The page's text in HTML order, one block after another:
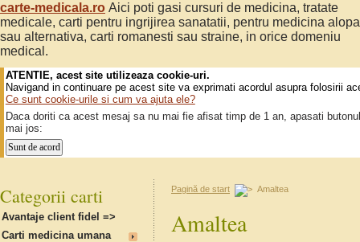
carte-medicala.ro Aici poti gasi cursuri de medicina, tratate
medicale, carti pentru ingrijirea sanatatii, pentru medicina
sau alternativa, carti romanesti sau straine, in orice domeniu
medical.
ATENTIE, acest site utilizeaza cookie-uri.
Navigand in continuare pe acest site va exprimati acordul asupra folosirii
Ce sunt cookie-urile si cum va ajuta ele?
Daca doriti ca acest mesaj sa nu mai fie afisat timp de 1 an, apasati
mai jos:
Pagină de start Amaltea
Amaltea
Categorii carti
Avantaje client fidel =>
Carti medicina umana